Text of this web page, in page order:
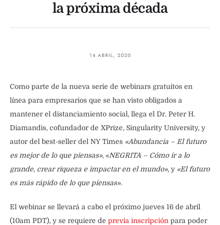
la próxima década
14 ABRIL, 2020
Como parte de la nueva serie de webinars gratuitos en
línea para empresarios que se han visto obligados a
mantener el distanciamiento social, llega el Dr. Peter H.
Diamandis, cofundador de XPrize, Singularity University, y
autor del best-seller del NY Times «Abundancia – El futuro
es mejor de lo que piensas», «NEGRITA – Cómo ir a lo
grande, crear riqueza e impactar en el mundo», y «El futuro
es más rápido de lo que piensas».
El webinar se llevará a cabo el próximo jueves 16 de abril
(10am PDT), y se requiere de previa inscripción para poder